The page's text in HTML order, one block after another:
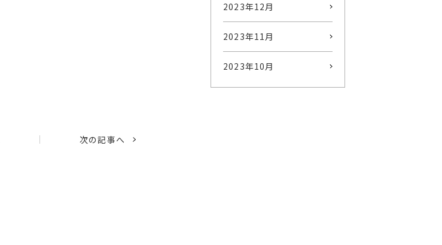
2023年12月
2023年11月
2023年10月
次の記事へ